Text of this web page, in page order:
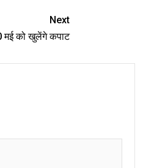
Next
मई को खुलेंगे कपाट